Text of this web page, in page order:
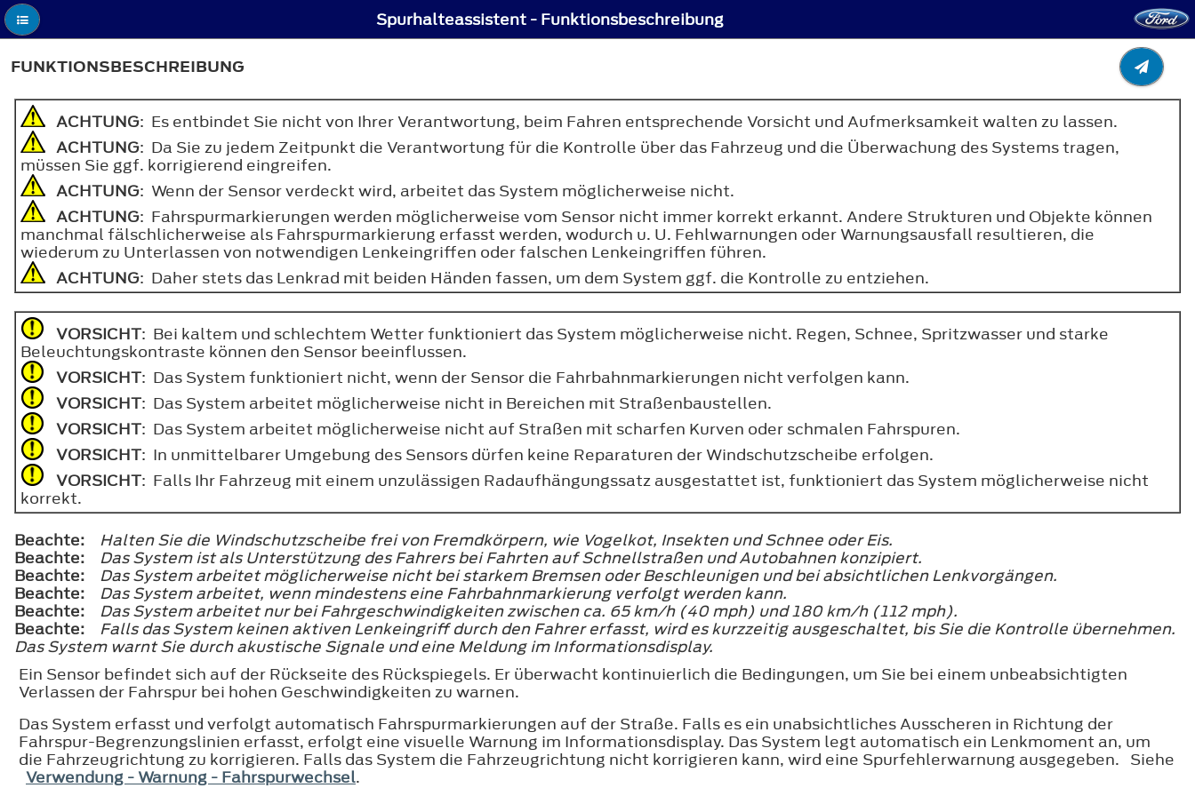
Spurhalteassistent - Funktionsbeschreibung
FUNKTIONSBESCHREIBUNG
ACHTUNG: Es entbindet Sie nicht von Ihrer Verantwortung, beim Fahren entsprechende Vorsicht und Aufmerksamkeit walten zu lassen.
ACHTUNG: Da Sie zu jedem Zeitpunkt die Verantwortung für die Kontrolle über das Fahrzeug und die Überwachung des Systems tragen,
müssen Sie ggf. korrigierend eingreifen.
ACHTUNG: Wenn der Sensor verdeckt wird, arbeitet das System möglicherweise nicht.
ACHTUNG: Fahrspurmarkierungen werden möglicherweise vom Sensor nicht immer korrekt erkannt. Andere Strukturen und Objekte können
manchmal fälschlicherweise als Fahrspurmarkierung erfasst werden, wodurch u. U. Fehlwarnungen oder Warnungsausfall resultieren, die
wiederum zu Unterlassen von notwendigen Lenkeingriffen oder falschen Lenkeingriffen führen.
ACHTUNG: Daher stets das Lenkrad mit beiden Händen fassen, um dem System ggf. die Kontrolle zu entziehen.
VORSICHT: Bei kaltem und schlechtem Wetter funktioniert das System möglicherweise nicht. Regen, Schnee, Spritzwasser und starke
Beleuchtungskontraste können den Sensor beeinflussen.
VORSICHT: Das System funktioniert nicht, wenn der Sensor die Fahrbahnmarkierungen nicht verfolgen kann.
VORSICHT: Das System arbeitet möglicherweise nicht in Bereichen mit Straßenbaustellen.
VORSICHT: Das System arbeitet möglicherweise nicht auf Straßen mit scharfen Kurven oder schmalen Fahrspuren.
VORSICHT: In unmittelbarer Umgebung des Sensors dürfen keine Reparaturen der Windschutzscheibe erfolgen.
VORSICHT: Falls Ihr Fahrzeug mit einem unzulässigen Radaufhängungssatz ausgestattet ist, funktioniert das System möglicherweise nicht
korrekt.
Beachte:
Halten Sie die Windschutzscheibe frei von Fremdkörpern, wie Vogelkot, Insekten und Schnee oder Eis.
Beachte:
Das System ist als Unterstützung des Fahrers bei Fahrten auf Schnellstraßen und Autobahnen konzipiert.
Beachte:
Das System arbeitet möglicherweise nicht bei starkem Bremsen oder Beschleunigen und bei absichtlichen Lenkvorgängen.
Beachte:
Das System arbeitet, wenn mindestens eine Fahrbahnmarkierung verfolgt werden kann.
Beachte:
Das System arbeitet nur bei Fahrgeschwindigkeiten zwischen ca. 65 km/h (40 mph) und 180 km/h (112 mph).
Beachte:
Falls das System keinen aktiven Lenkeingriff durch den Fahrer erfasst, wird es kurzzeitig ausgeschaltet, bis Sie die Kontrolle übernehmen.
Das System warnt Sie durch akustische Signale und eine Meldung im Informationsdisplay.
Ein Sensor befindet sich auf der Rückseite des Rückspiegels. Er überwacht kontinuierlich die Bedingungen, um Sie bei einem unbeabsichtigten
Verlassen der Fahrspur bei hohen Geschwindigkeiten zu warnen.
Das System erfasst und verfolgt automatisch Fahrspurmarkierungen auf der Straße. Falls es ein unabsichtliches Ausscheren in Richtung der
Fahrspur-Begrenzungslinien erfasst, erfolgt eine visuelle Warnung im Informationsdisplay. Das System legt automatisch ein Lenkmoment an, um
die Fahrzeugrichtung zu korrigieren. Falls das System die Fahrzeugrichtung nicht korrigieren kann, wird eine Spurfehlerwarnung ausgegeben. Siehe
Verwendung - Warnung - Fahrspurwechsel.